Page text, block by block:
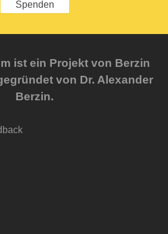
Spenden
ist ein Projekt von Berzin
von Dr. Alexander
Berzin.